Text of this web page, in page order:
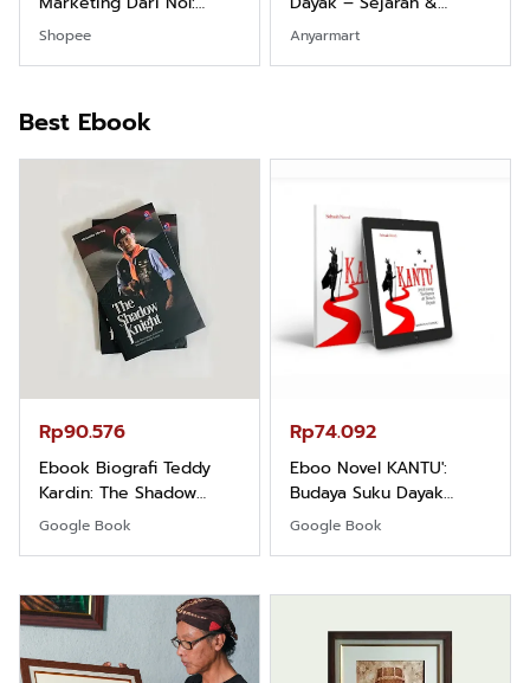
Fondasi & Mindset untuk
Pemula
Shopee
Identitas Borneo Asli
Anyarmart
Best Ebook
Rp90.576
Ebook Biografi Teddy
Kardin: The Shadow
Khight |
Google Book
Rp74.092
Eboo Novel KANTU':
Budaya Suku Dayak
Borneo
Google Book